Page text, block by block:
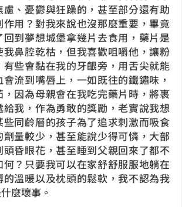
、憂鬱與狂躁的，甚至部分還有助
用？對我來說也沒那麼重要，畢竟
到夢想城堡拿幾片去食用，藥片是
我鼻腔乾枯，但我喜歡咀嚼他，讓粉
有些會黏在我的牙齦旁，用舌尖就能
流到嘴唇上，一如既往的鐵鏽味，
因為母親會在我吃完藥片時，將裹
給我，作為勇敢的獎勵，老實說我想
同齡層的孩子為了追求刺激而吸食
量較少，甚至能說少得可憐，大部
昏眼花，甚至睡到父親回來了都不
何？只要我可以在家舒舒服服地躺在
的溫暖以及枕頭的鬆軟，我不認為我
麼壞事。